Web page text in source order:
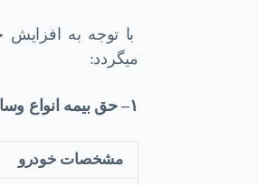
با توجه به افزايش
ميگردد:
۱–حق بيمه انواع
مشخصات خودرو